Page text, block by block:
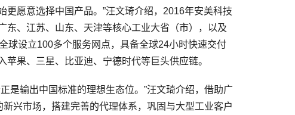
愿意选择中国产品。”汪文琦介绍，2016年安美科技
、江苏、山东、天津等核心工业大省（市），以及
球设立100多个服务网点，具备全球24小时快速交付
果、三星、比亚迪、宁德时代等巨头供应链。
输出中国标准的理想生态位。”汪文琦介绍，借助广
兴市场，搭建完善的代理体系，巩固与大型工业客户